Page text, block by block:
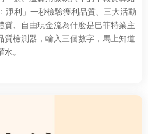
淨利」一秒檢驗獲利品質、三大活動
質、自由現金流為什麼是巴菲特業主
質檢測器，輸入三個數字，馬上知道
。